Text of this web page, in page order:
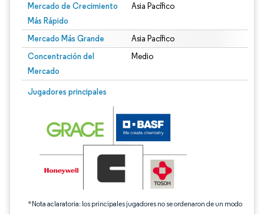
Mercado de Crecimiento
Más Rápido
Asia Pacífico
Mercado Más Grande Asia Pacífico
Concentración del
Mercado
Medio
Jugadores principales
*Nota aclaratoria: los principales jugadores no se ordenaron de un modo
Imagen © Mordor Intelligence. El uso requiere atribución según CC BY 4.0.